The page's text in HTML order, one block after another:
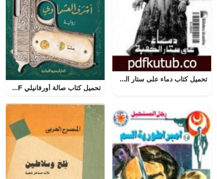
تحميل كتاب دماء على ستار الكعبة PDF تأليف فاروق جويدة مجانا [كامل]
تحميل كتاب صالة أورفانيلي PDF مجانا برابط مباشر للمؤلف أشرف العشماوي